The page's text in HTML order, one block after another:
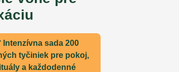
Intenzívna sada 200
tyčiniek pre pokoj,
a každodenné